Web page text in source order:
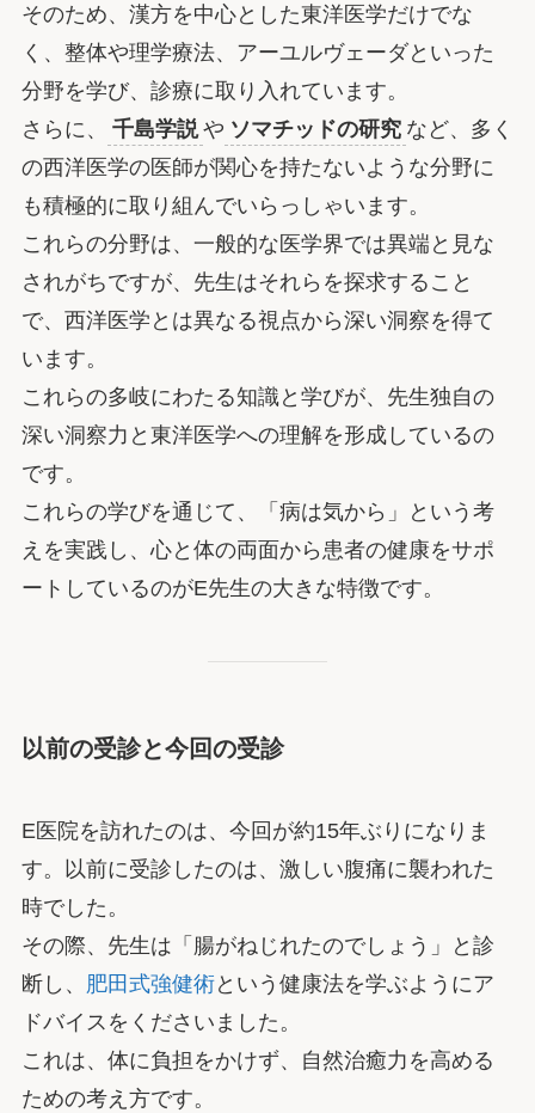
そのため、漢方を中心とした東洋医学だけでな
く、整体や理学療法、アーユルヴェーダといった
分野を学び、診療に取り入れています。
さらに、
千島学説 や ソマチッドの研究 など、多く
の西洋医学の医師が関心を持たないような分野に
も積極的に取り組んでいらっしゃいます。
これらの分野は、一般的な医学界では異端と見な
されがちですが、先生はそれらを探求すること
で、西洋医学とは異なる視点から深い洞察を得て
います。
これらの多岐にわたる知識と学びが、先生独自の
深い洞察力と東洋医学への理解を形成しているの
です。
これらの学びを通じて、「病は気から」という考
えを実践し、心と体の両面から患者の健康をサポ
ートしているのがE先生の大きな特徴です。
以前の受診と今回の受診
E医院を訪れたのは、今回が約15年ぶりになりま
す。以前に受診したのは、激しい腹痛に襲われた
時でした。
その際、先生は「腸がねじれたのでしょう」と診
断し、 肥田式強健術という健康法を学ぶようにア
ドバイスをくださいました。
これは、体に負担をかけず、自然治癒力を高める
ための考え方です。